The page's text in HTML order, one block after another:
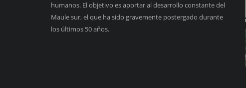
humanos. El objetivo es aportar al desarrollo constante del
Maule sur, el que ha sido gravemente postergado durante
los últimos 50 años.